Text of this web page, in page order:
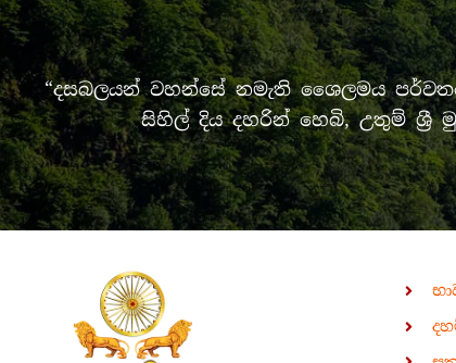
“දසබලයන් වහන්සේ නමැති ශෛලමය
සිහිල් දිය දහරින් හෙබි, උතුම් ශ්‍රී